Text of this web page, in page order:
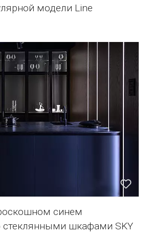
модели Line
синем
стеклянными шкафами SKY